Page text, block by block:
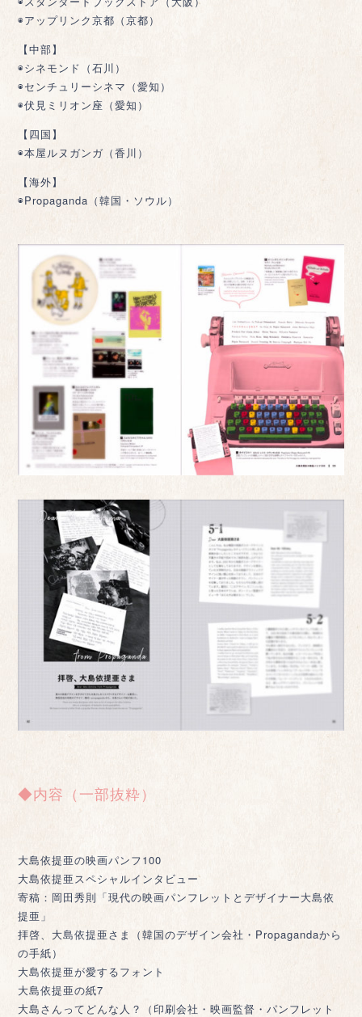
◉アップリンク京都（京都）
【中部】
◉シネモンド（石川）
◉センチュリーシネマ（愛知）
◉伏見ミリオン座（愛知）
【四国】
◉本屋ルヌガンガ（香川）
【海外】
◉Propaganda（韓国・ソウル）
◆内容（一部抜粋）
大島依提亜の映画パンフ100
大島依提亜スペシャルインタビュー
寄稿：岡田秀則「現代の映画パンフレットとデザイナー大島依
提亜」
拝啓、大島依提亜さま（韓国のデザイン会社・Propagandaから
の手紙）
大島依提亜が愛するフォント
大島依提亜の紙7
大島さんってどんな人？（印刷会社・映画監督・パンフレット